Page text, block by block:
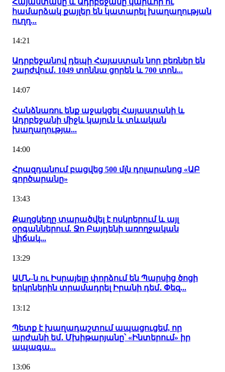
համարձակ քայլեր են կատարել խաղաղության
ուղղ...
14:21
Ադրբեջանով դեպի Հայաստան նոր բեռներ են
շարժվում․ 1049 տոննա ցորեն և 700 տոն...
14:07
Հանձնառու ենք աջակցել Հայաստանի և
Ադրբեջանի միջև կայուն և տևական
խաղաղությա...
14:00
Հրազդանում բացվեց 500 մլն դոլարանոց «ԱԲ
գործարանը»
13:43
Քաղցկեղը տարածվել է ոսկրերում և այլ
օրգաններում. Ջո Բայդենի առողջական
վիճակ...
13:29
ԱՄՆ-ն ու Իսրայելը փորձում են Պարսից ծոցի
երկրներին տրամադրել Իրանի դեմ․ Փեզ...
13:12
Պետք է խաղադաշտում ապացուցեմ, որ
արժանի եմ․ Մխիթարյանը՝ «Ինտերում» իր
ապագա...
13:06